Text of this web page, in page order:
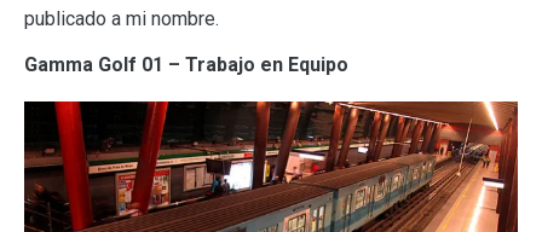
publicado a mi nombre.
Gamma Golf 01 – Trabajo en Equipo